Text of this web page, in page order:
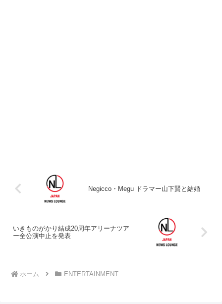
Negicco・Megu ドラマー山下賢と結婚
いきものがかり結成20周年アリーナツア
ー全公演中止を発表
ホーム ENTERTAINMENT